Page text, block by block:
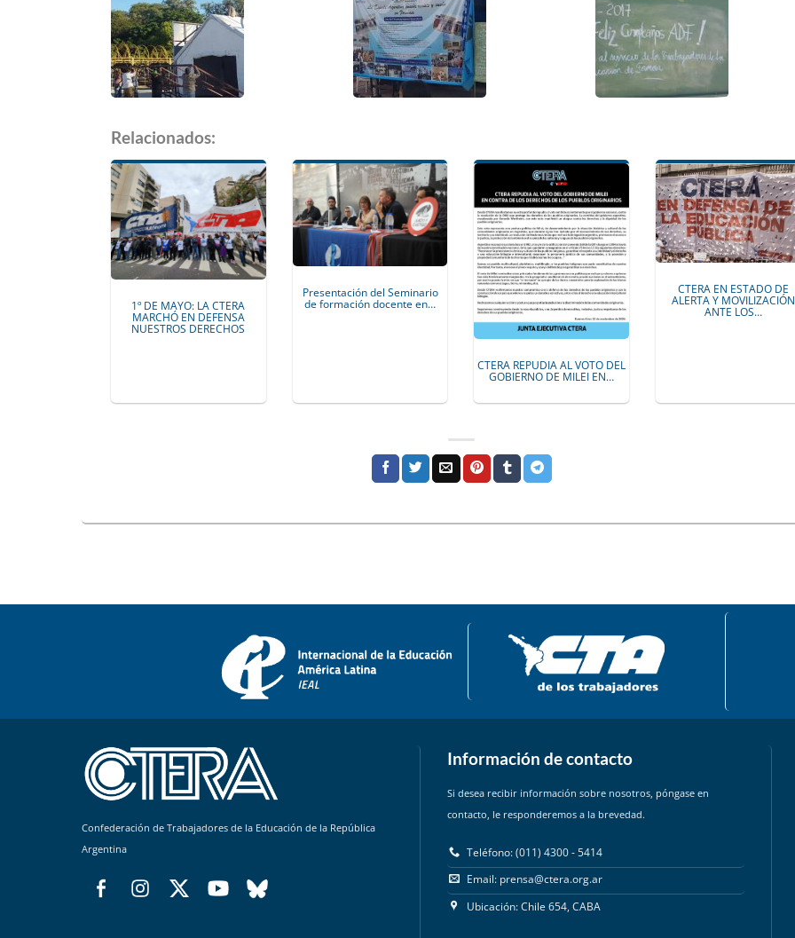
Relacionados:
1º DE MAYO: LA CTERA
MARCHÓ EN DEFENSA
NUESTROS DERECHOS
Presentación del Seminario
de formación docente en…
CTERA REPUDIA AL VOTO DEL
GOBIERNO DE MILEI EN…
CTERA EN ESTADO DE
ALERTA Y MOVILIZACIÓN
ANTE LOS…
Confederación de Trabajadores de la Educación de la República
Argentina
Información de contacto
Si desea recibir información sobre nosotros, póngase en
contacto, le responderemos a la brevedad.
Teléfono: (011) 4300 - 5414
Email: prensa@ctera.org.ar
Ubicación: Chile 654, CABA